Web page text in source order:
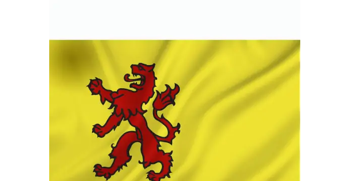
Kajuit en kombuis
Techniek en motor
Tuigage en dekbeslag
Boten, toebehoren en fun